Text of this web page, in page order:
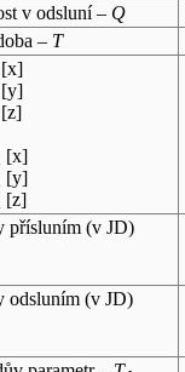
v odsluní – Q
– T
[x]
[y]
[x]
[y]
[z]
přísluním (v JD)
odsluním (v JD)